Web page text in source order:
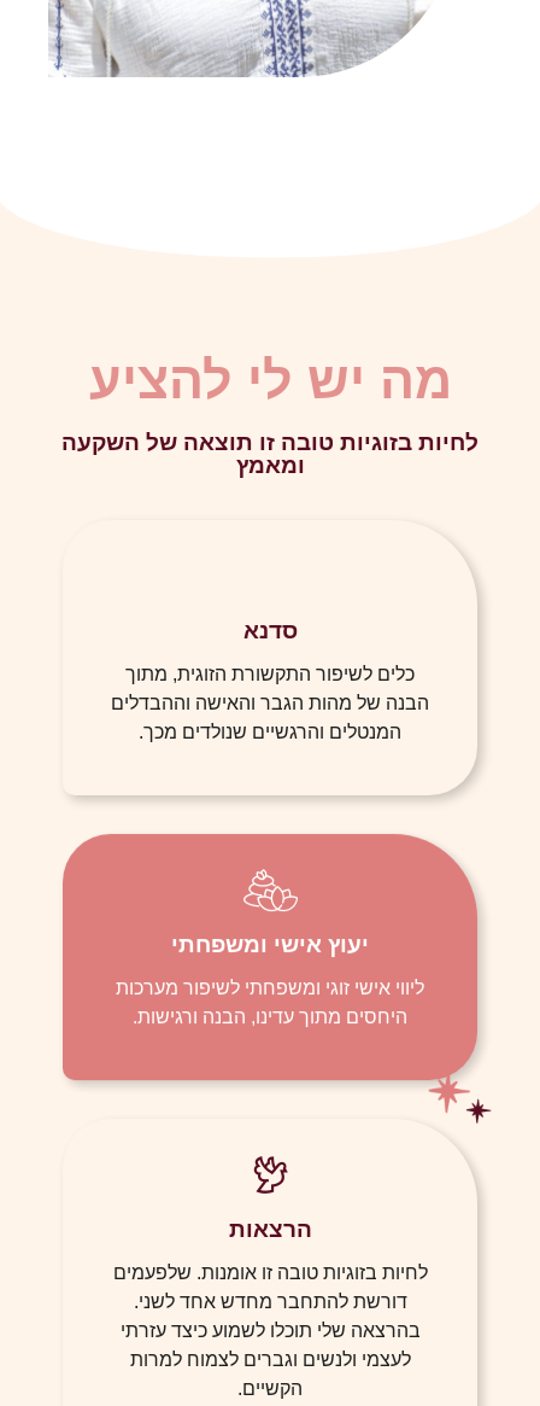
מה יש לי להציע
לחיות בזוגיות טובה זו תוצאה של השקעה
ומאמץ
סדנא
כלים לשיפור התקשורת הזוגית, מתוך
הבנה של מהות הגבר והאישה וההבדלים
המנטלים והרגשיים שנולדים מכך.
יעוץ אישי ומשפחתי
ליווי אישי זוגי ומשפחתי לשיפור מערכות
היחסים מתוך עדינו, הבנה ורגישות.
הרצאות
לחיות בזוגיות טובה זו אומנות. שלפעמים
דורשת להתחבר מחדש אחד לשני.
בהרצאה שלי תוכלו לשמוע כיצד עזרתי
לעצמי ולנשים וגברים לצמוח למרות
הקשיים.